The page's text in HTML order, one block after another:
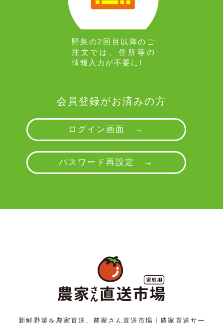
野菜の2回目以降のご
注文では、住所等の
情報入力が不要に!
会員登録がお済みの方
ログイン画面 →
パスワード再設定 →
新鮮野菜を農家直送。農家さん直送市場 ｜ 農家直送サー